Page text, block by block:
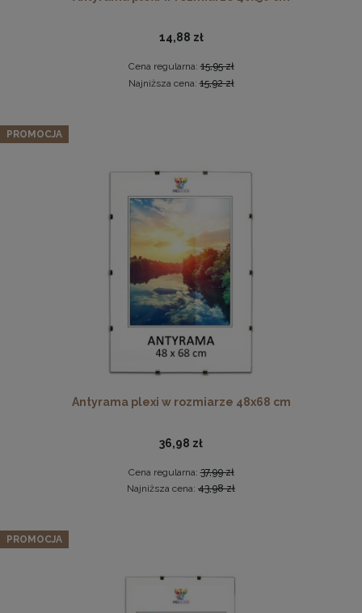
10,19 zł
DO KOSZYKA
DO KOSZYKA
Zestaw 5 szt. ramek na zdjęcia 40 x 40 cm szarych, z
303,99 zł
Cena regularna:319,99 zł
Najniższa cena:
DO KOSZYKA
Zestaw 5 szt. ramek na zdjęcia 30 x 40 cm żółtych, z
170,99 zł
Cena regularna:
14,88 zł
Cena regularna:15,95 zł
Najniższa cena:15,92 zł
Antyrama plexi w rozmiarze 48x68 cm
36,98 zł
Cena regularna:37,99 zł
Najniższa cena: 43,98 zł
PROMOCJA
PROMOCJA